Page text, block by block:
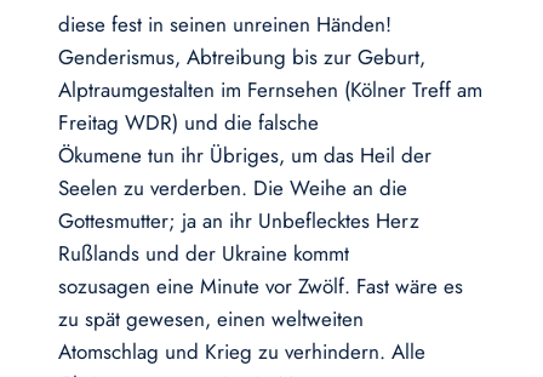
diese fest in seinen unreinen Händen!
Genderismus, Abtreibung bis zur Geburt,
Alptraumgestalten im Fernsehen (Kölner Treff am
Freitag WDR) und die falsche
Ökumene tun ihr Übriges, um das Heil der
Seelen zu verderben. Die Weihe an die
Gottesmutter; ja an ihr Unbeflecktes Herz
Rußlands und der Ukraine kommt
sozusagen eine Minute vor Zwölf. Fast wäre es
zu spät gewesen, einen weltweiten
Atomschlag und Krieg zu verhindern. Alle